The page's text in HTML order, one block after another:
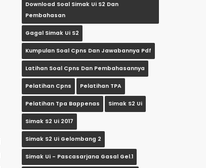
Download Soal Simak Ui S2 Dan
Pembahasan
Gagal Simak Ui S2
Kumpulan Soal Cpns Dan Jawabannya Pdf
Latihan Soal Cpns Dan Pembahasannya
Pelatihan Cpns Pelatihan TPA
Pelatihan Tpa Bappenas Simak S2 Ui
Simak S2 Ui 2017
Simak S2 Ui Gelombang 2
Simak Ui - Pascasarjana Gasal Gel.1